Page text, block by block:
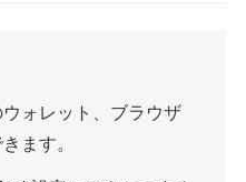
ォレット、ブラウザ
ます。